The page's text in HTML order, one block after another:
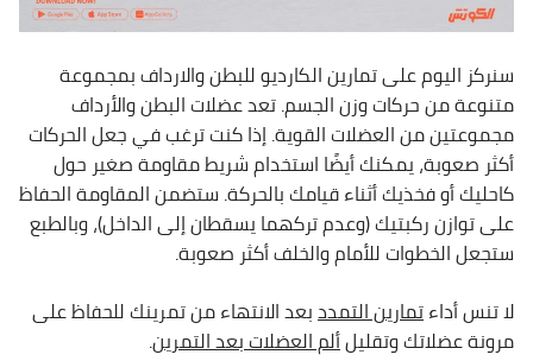
سنركز اليوم على تمارين الكارديو للبطن والارداف بمجموعة
متنوعة من حركات وزن الجسم. تعد عضلات البطن والأرداف
مجموعتين من العضلات القوية. إذا كنت ترغب في جعل الحركات
أكثر صعوبة، يمكنك أيضًا استخدام شريط مقاومة صغير حول
كاحليك أو فخذيك أثناء قيامك بالحركة. ستضمن المقاومة الحفاظ
على توازن ركبتيك (وعدم تركهما يسقطان إلى الداخل)، وبالطبع
ستجعل الخطوات للأمام والخلف أكثر صعوبة.
لا تنس أداءتمارين التمددبعد الانتهاء من تمرينك للحفاظ على
مرونة عضلاتك وتقليلألم العضلات بعد التمرين.